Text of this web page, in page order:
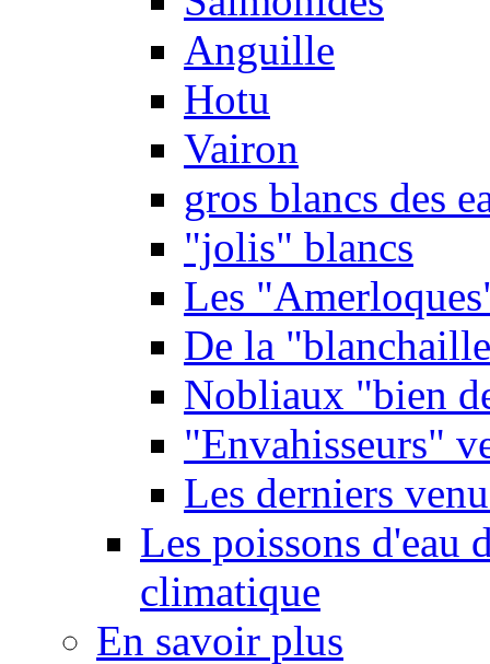
Anguille
Hotu
Vairon
gros blancs des
"jolis" blancs
Les
De la
Nobliaux "bien
"Envahisseurs"
Les derniers
Les poissons d'eau
climatique
En savoir plus